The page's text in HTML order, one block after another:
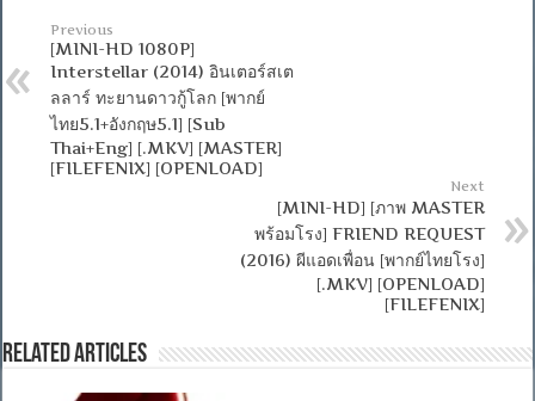
Previous
[MINI-HD 1080P]
Interstellar (2014) อินเตอร์สเต
ลลาร์ ทะยานดาวกู้โลก [พากย์
ไทย5.1+อังกฤษ5.1] [Sub
Thai+Eng] [.MKV] [MASTER]
[FILEFENIX] [OPENLOAD]
Next
[MINI-HD] [ภาพ MASTER
พร้อมโรง] FRIEND REQUEST
(2016) ผีแอดเพื่อน [พากย์ไทยโรง]
[.MKV] [OPENLOAD]
[FILEFENIX]
Related Articles